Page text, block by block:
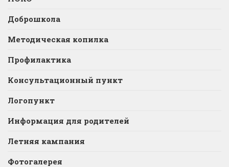
Доброшкола
Методическая копилка
Профилактика
Консультационный пункт
Логопункт
Информация для родителей
Летняя кампания
Фотогалерея